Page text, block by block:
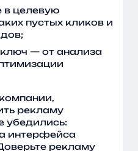
в целевую
пустых кликов и
— от анализа
рекламу
убедились:
интерфейса
рекламу